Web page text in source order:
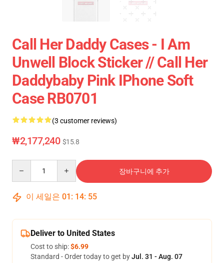
Call Her Daddy Cases - I Am
Unwell Block Sticker // Call Her
Daddybaby Pink IPhone Soft
Case RB0701
(3 customer reviews)
₩2,177,240 $15.8
장바구니에 추가
이 세일은 01 : 14: 54
Deliver to United States
Cost to ship:$6.99
Standard - Order today to get byJul. 31 - Aug. 07